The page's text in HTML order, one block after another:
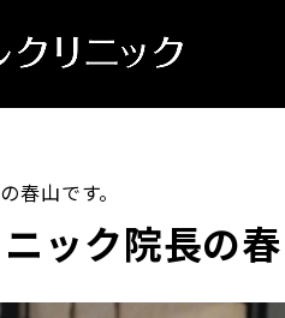
春山です。
ック院長の春